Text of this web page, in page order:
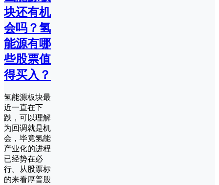
块还有机
会吗？氢
能源有哪
些股票值
得买入？
氢能源板块最
近一直在下
跌，可以理解
为回调就是机
会，毕竟氢能
产业化的进程
已经势在必
行。从股票标
的来看厚普股